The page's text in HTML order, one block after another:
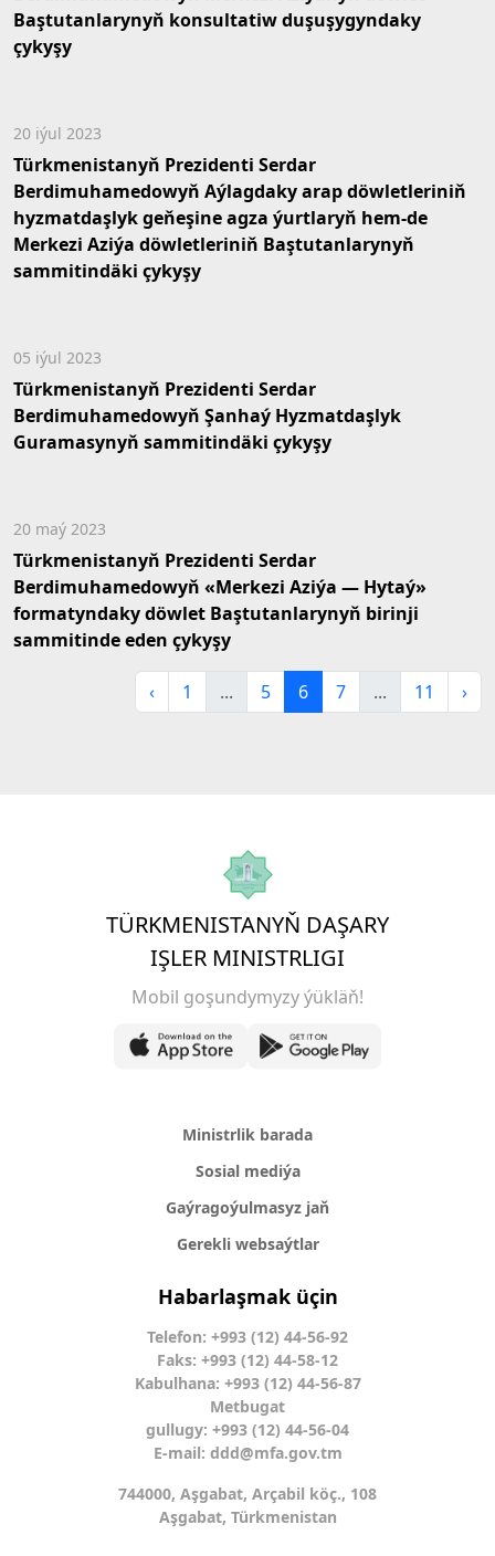
Baştutanlarynyň konsultatiw duşuşygyndaky
çykyşy
20 iýul 2023
Türkmenistanyň Prezidenti Serdar
Berdimuhamedowyň Aýlagdaky arap döwletleriniň
hyzmatdaşlyk geňeşine agza ýurtlaryň hem-de
Merkezi Aziýa döwletleriniň Baştutanlarynyň
sammitindäki çykyşy
05 iýul 2023
Türkmenistanyň Prezidenti Serdar
Berdimuhamedowyň Şanhaý Hyzmatdaşlyk
Guramasynyň sammitindäki çykyşy
20 maý 2023
Türkmenistanyň Prezidenti Serdar
Berdimuhamedowyň «Merkezi Aziýa — Hytaý»
formatyndaky döwlet Baştutanlarynyň birinji
sammitinde eden çykyşy
‹ 1 ... 5 6 7 ... 11 ›
TÜRKMENISTANYŇ DAŞARY
IŞLER MINISTRLIGI
Mobil goşundymyzy ýükläň!
Ministrlik barada
Sosial mediýa
Gaýragoýulmasyz jaň
Gerekli websaýtlar
Habarlaşmak üçin
Telefon: +993 (12) 44-56-92
Faks: +993 (12) 44-58-12
Kabulhana: +993 (12) 44-56-87
Metbugat
gullugy: +993 (12) 44-56-04
E-mail: ddd@mfa.gov.tm
744000, Aşgabat, Arçabil köç., 108
Aşgabat, Türkmenistan